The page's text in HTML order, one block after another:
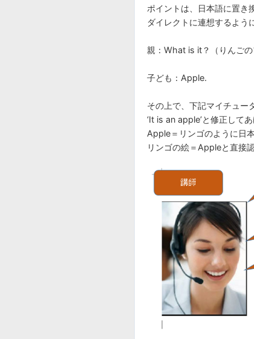
ポイントは、日本語に置き
ダイレクトに連想するよう
親：What is it？（りんごの
子ども：Apple.
その上で、下記マイチュー
‘It is an apple’と修正して
Apple＝リンゴのように日
リンゴの絵＝Appleと直接